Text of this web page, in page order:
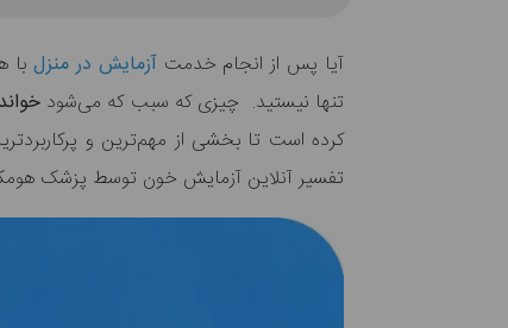
آیا پس از انجام خدمتآزمایش در منزل با
تنها نیستید. چیزی که سبب که می‌شود
کرده است تا بخشی از مهم‌ترین و
تفسیر آنلاین آزمایش خون توسط پزشک هومکا